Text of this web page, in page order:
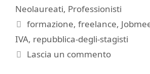
Neolaureati, Professionisti
Tag
formazione,freelance,
IVA, repubblica-degli-stagisti
Lascia un commento